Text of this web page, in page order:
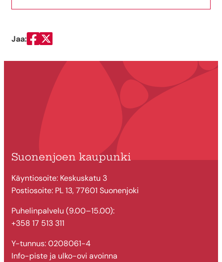
Jaa:
Jaa Facebookissa
Jaa Twitterissä
Suonenjoen kaupunki
Käyntiosoite: Keskuskatu 3
Postiosoite: PL 13, 77601 Suonenjoki
Puhelinpalvelu (9.00–15.00):
+358 17 513 311
Y-tunnus: 0208061-4
Info-piste ja ulko-ovi avoinna